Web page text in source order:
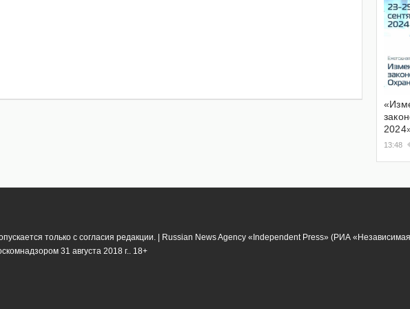
13:48
только с согласия редакции. | Russian News Agency «Independent Press» (РИА
31 августа 2018 г.. 18+